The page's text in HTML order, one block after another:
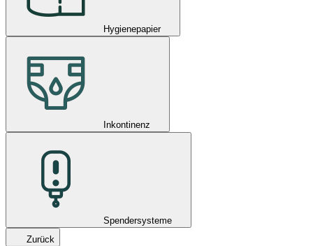
Hygienepapier
Inkontinenz
Spendersysteme
Zurück